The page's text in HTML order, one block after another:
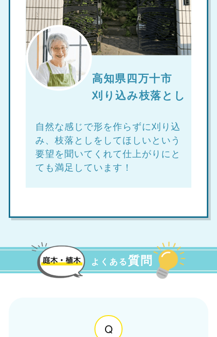
高知県四万十市
刈り込み枝落とし
自然な感じで形を作らずに刈り込
み、枝落としをしてほしいという
要望を聞いてくれて仕上がりにと
ても満足しています！
よくある質問
Q